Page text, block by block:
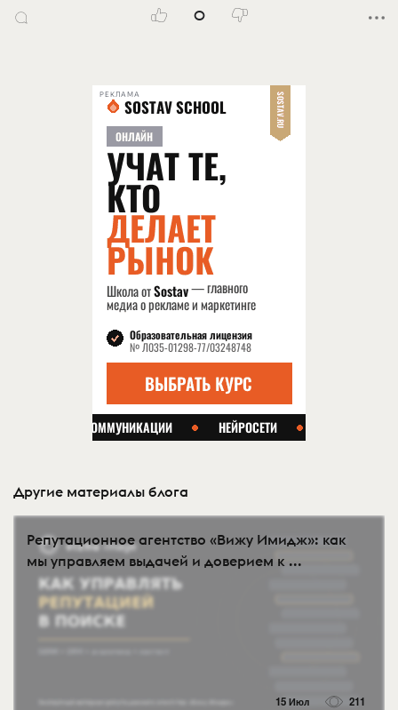
0
РЕКЛАМА
Другие материалы блога
Репутационное агентство «Вижу Имидж»: как
мы управляем выдачей и доверием к ...
15 Июл 211